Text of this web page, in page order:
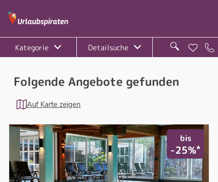
Kategorie Detailsuche
Folgende Angebote gefunden
Auf Karte zeigen
bis
-25%*